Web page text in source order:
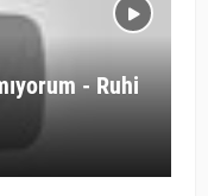
- Ruhi